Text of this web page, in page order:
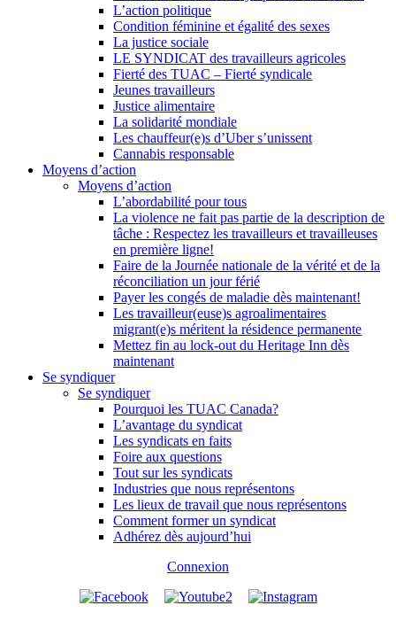
L’action politique
Condition féminine et égalité des sexes
La justice sociale
LE SYNDICAT des travailleurs agricoles
Fierté des TUAC – Fierté syndicale
Jeunes travailleurs
Justice alimentaire
La solidarité mondiale
Les chauffeur(e)s d’Uber s’unissent
Cannabis responsable
Moyens d’action
Moyens d’action
L’abordabilité pour tous
La violence ne fait pas partie de la description de
tâche : Respectez les travailleurs et travailleuses
en première ligne!
Faire de la Journée nationale de la vérité et de la
réconciliation un jour férié
Payer les congés de maladie dès maintenant!
Les travailleur(euse)s agroalimentaires
migrant(e)s méritent la résidence permanente
Mettez fin au lock-out du Heritage Inn dès
maintenant
Se syndiquer
Se syndiquer
Pourquoi les TUAC Canada?
L’avantage du syndicat
Les syndicats en faits
Foire aux questions
Tout sur les syndicats
Industries que nous représentons
Les lieux de travail que nous représentons
Comment former un syndicat
Adhérez dès aujourd’hui
Connexion